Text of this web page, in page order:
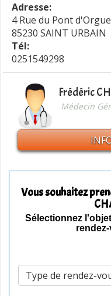
Adresse:
4 Rue du Pont
85230 SAINT URBAIN
Tél:
0251549298
Frédéric
Médecin
Vous souhaitez
Sélectionnez
Type de rendez-